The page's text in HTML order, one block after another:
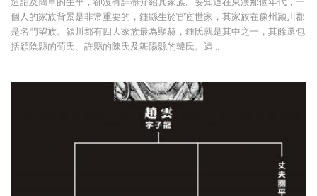
個人的家族背景是非常重要的，鍾繇生於官宧世家，其家族在豫州潁川郡
是名門望族。潁川郡有四大家族最為顯赫，鍾氏就是其中之一，其餘還包
括穎陰縣的荀氏、許縣的陳氏及舞陽縣的韓氏。這…